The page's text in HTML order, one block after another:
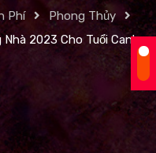
Phí
Phong Thủy
Nhà 2023 Cho Tuổi Canh